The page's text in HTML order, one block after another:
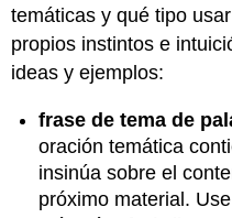
temáticas y qué tipo
propios instintos e
ideas y ejemplos:
frase de tema de
oración temática
insinúa sobre el
próximo material.